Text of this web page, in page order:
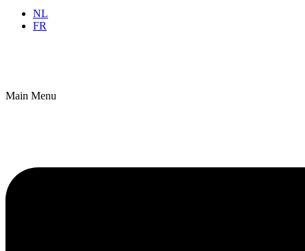
NL
FR
Main Menu